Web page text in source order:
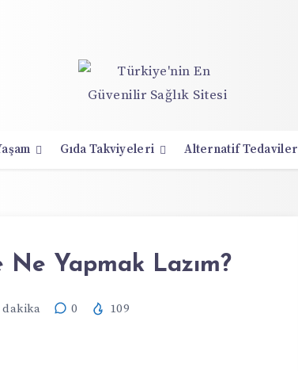
Gıda Takviyeleri Alternatif Tedaviler
Ne Yapmak Lazım?
dakika 0 109